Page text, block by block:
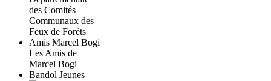
des Comités
Communaux des
Feux de Forêts
Amis Marcel Bogi
Les Amis de
Marcel Bogi
Bandol Jeunes